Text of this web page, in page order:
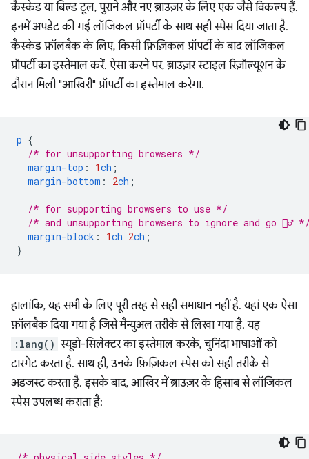
कैस्केड या बिल्ड टूल, पुराने और नए ब्राउज़र के लिए एक जैसे विकल्प हैं.
इनमें अपडेट की गई लॉजिकल प्रॉपर्टी के साथ सही स्पेस दिया जाता है.
कैस्केड फ़ॉलबैक के लिए, किसी फ़िज़िकल प्रॉपर्टी के बाद लॉजिकल
प्रॉपर्टी का इस्तेमाल करें. ऐसा करने पर, ब्राउज़र स्टाइल रिज़ॉल्यूशन के
दौरान मिली "आखिरी" प्रॉपर्टी का इस्तेमाल करेगा.
p {
/* for unsupporting browsers */
margin-top : 1ch ;
margin-bottom : 2ch ;
/* for supporting browsers to use */
/* and unsupporting browsers to ignore and go 🤷‍♂️
margin-block : 1ch 2ch ;
}
हालांकि, यह सभी के लिए पूरी तरह से सही समाधान नहीं है. यहां एक ऐसा
फ़ॉलबैक दिया गया है जिसे मैन्युअल तरीके से लिखा गया है. यह
:lang() स्यूडो-सिलेक्टर का इस्तेमाल करके, चुनिंदा भाषाओं को
टारगेट करता है. साथ ही, उनके फ़िज़िकल स्पेस को सही तरीके से
अडजस्ट करता है. इसके बाद, आखिर में ब्राउज़र के हिसाब से लॉजिकल
स्पेस उपलब्ध कराता है: